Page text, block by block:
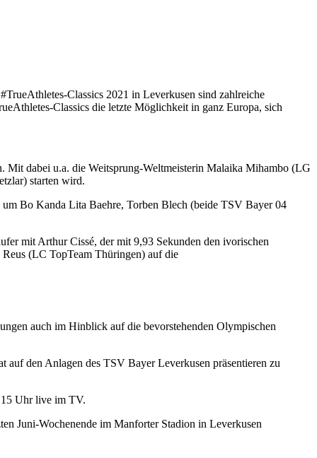
Classics 2021 in Leverkusen sind zahlreiche
Classics die letzte Möglichkeit in ganz Europa, sich
Mit dabei u.a. die Weitsprung-Weltmeisterin Malaika Mihambo (LG
starten wird.
Bo Kanda Lita Baehre, Torben Blech (beide TSV Bayer 04
mit Arthur Cissé, der mit 9,93 Sekunden den ivorischen
(LC TopTeam Thüringen) auf die
auch im Hinblick auf die bevorstehenden Olympischen
auf den Anlagen des TSV Bayer Leverkusen präsentieren zu
15 Uhr live im TV.
Juni-Wochenende im Manforter Stadion in Leverkusen